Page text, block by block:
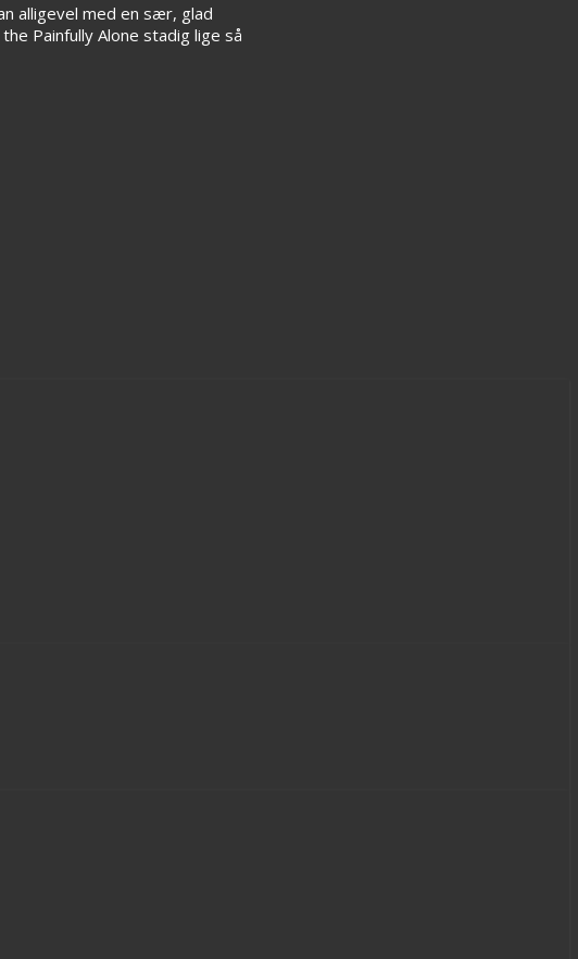
alligevel med en sær, glad
Painfully Alone stadig lige så